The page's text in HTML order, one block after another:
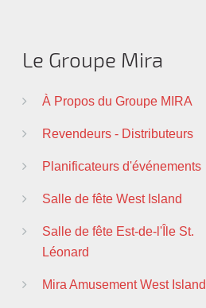
Le Groupe Mira
À Propos du Groupe MIRA
Revendeurs - Distributeurs
Planificateurs d'événements
Salle de fête West Island
Salle de fête Est-de-l'Île St.
Léonard
Mira Amusement West Island